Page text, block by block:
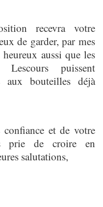
recevra votre
de garder, par mes
aussi que les
puissent
aux bouteilles déjà
et de votre
prie de croire en
salutations,